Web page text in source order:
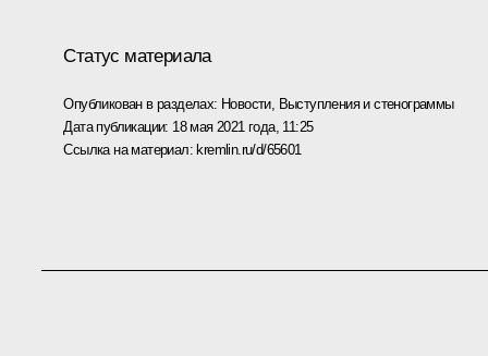
Статус материала
Опубликован в разделах: Новости, Выступления и стенограммы
Дата публикации: 18 мая 2021 года, 11:25
Ссылка на материал: kremlin.ru/d/65601